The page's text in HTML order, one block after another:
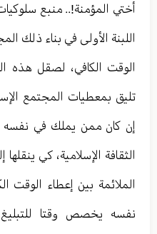
أختي المؤمنة!.. منبع
اللبنة الأولى في بناء ذلك
الوقت الكافي، لصقل هذه
تليق بمعطيات المجتمع
إن كان ممن يملك في نفسه
الثقافة الإسلامية، كي
الملائمة بين إعطاء الوقت
نفسه يخصص وقتا